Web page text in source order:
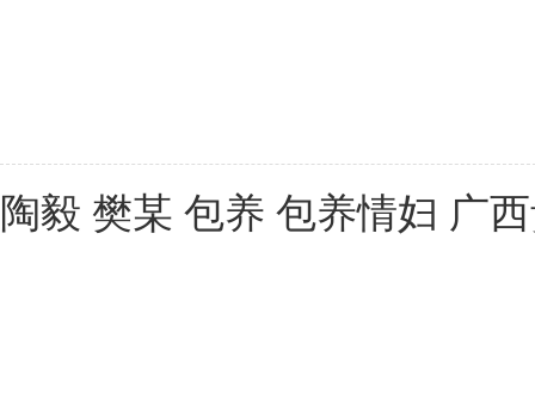
陶毅 樊某 包养 包养情妇 广